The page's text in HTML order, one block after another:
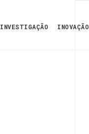
INVESTIGAÇÃO INOVAÇÃO